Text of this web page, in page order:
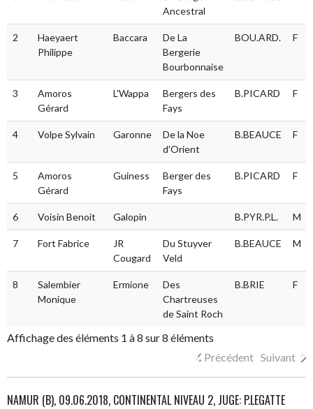
Ancestral
2
Haeyaert
Philippe
Baccara
De La
Bergerie
Bourbonnaise
BOU.ARD. F
3
Amoros
Gérard
L'Wappa
Bergers des
Fays
B.PICARD F
4 Volpe Sylvain Garonne
De la Noe
d'Orient
B.BEAUCE F
5
Amoros
Gérard
Guiness
Berger des
Fays
B.PICARD F
6 Voisin Benoit Galopin B.PYR.P.L. M
7 Fort Fabrice
JR
Cougard
Du Stuyver
Veld
B.BEAUCE M
8
Salembier
Monique
Ermione
Des
Chartreuses
de Saint Roch
B.BRIE F
Affichage des éléments 1 à 8 sur 8 éléments
Précédent Suivant
NAMUR (B), 09.06.2018, CONTINENTAL NIVEAU 2, JUGE: P.LEGATTE